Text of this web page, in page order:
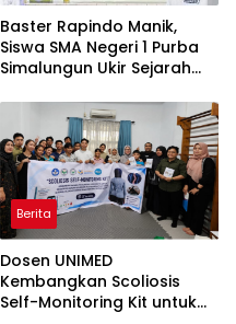
Baster Rapindo Manik,
Siswa SMA Negeri 1 Purba
Simalungun Ukir Sejarah
Berita
Dosen UNIMED
Kembangkan Scoliosis
Self-Monitoring Kit untuk